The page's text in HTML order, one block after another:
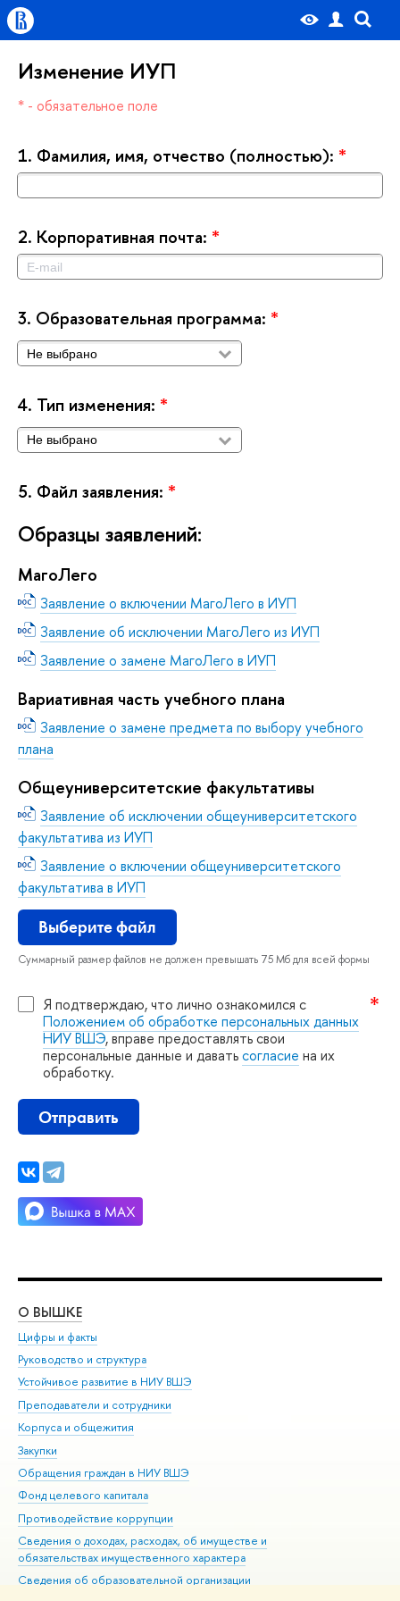
Изменение ИУП
* - обязательное поле
1. Фамилия, имя, отчество (полностью): *
2. Корпоративная почта: *
3. Образовательная программа: *
4. Тип изменения: *
5. Файл заявления: *
Образцы заявлений:
МагоЛего
Заявление о включении МагоЛего в ИУП
Заявление об исключении МагоЛего из ИУП
Заявление о замене МагоЛего в ИУП
ариативная часть учебного плана
Заявление о замене предмета по выбору учебного
плана
Общеуниверситетские факультативы
Заявление об исключении общеуниверситетского
факультатива из ИУП
Заявление о включении общеуниверситетского
факультатива в ИУП
ыберите файл
Суммарный размер файлов не должен превышать 75 Мб для всей формы
Я подтверждаю, что лично ознакомился с
Положением об обработке персональных данных
НИУ ВШЭ, вправе предоставлять свои
персональные данные и даватьсогласие на их
обработку.
Отправить
О ВЫШКЕ
Цифры и факты
Руководство и структура
Устойчивое развитие в НИУ ВШЭ
Преподаватели и сотрудники
Корпуса и общежития
Закупки
Обращения граждан в НИУ ВШЭ
Фонд целевого капитала
Противодействие коррупции
Сведения о доходах, расходах, об имуществе и
обязательствах имущественного характера
Сведения об образовательной организации